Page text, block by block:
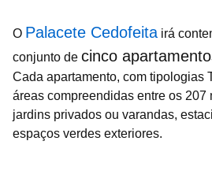
O Palacete Cedofeita irá
conjunto de cinco
Cada apartamento, com tipologias
áreas compreendidas entre os 207
jardins privados ou varandas,
espaços verdes exteriores.